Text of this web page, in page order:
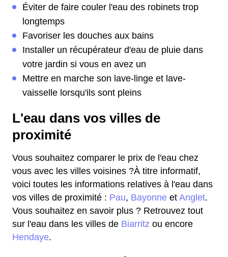
Éviter de faire couler l'eau des robinets trop
longtemps
Favoriser les douches aux bains
Installer un récupérateur d'eau de pluie dans
votre jardin si vous en avez un
Mettre en marche son lave-linge et lave-
vaisselle lorsqu'ils sont pleins
L'eau dans vos villes de
proximité
Vous souhaitez comparer le prix de l'eau chez
vous avec les villes voisines ?À titre informatif,
voici toutes les informations relatives à l'eau dans
vos villes de proximité : Pau, Bayonne et Anglet.
Vous souhaitez en savoir plus ? Retrouvez tout
sur l'eau dans les villes de Biarritz ou encore
Hendaye.